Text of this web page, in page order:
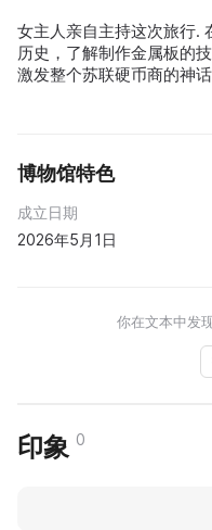
女主人亲自主持这次旅行.
历史，了解制作金属板的
激发整个苏联硬币商的神话
博物馆特色
成立日期
2026年5月1日
你在文本中发
印象 0